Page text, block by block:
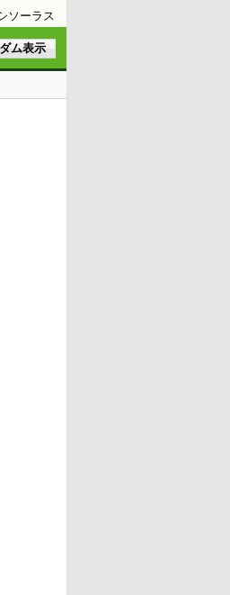
ソーラス